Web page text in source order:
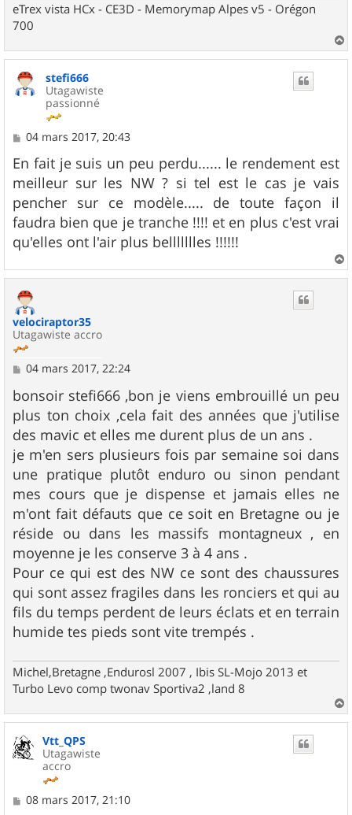
eTrex vista HCx - CE3D - Memorymap Alpes v5 - Orégon
700
a
stefi666
Utagawiste
passionné
M
s
s
a
g
e
04 mars 2017, 20:43
En fait je suis un peu perdu...... le rendement est
meilleur sur les NW ? si tel est le cas je vais
pencher sur ce modèle..... de toute façon il
faudra bien que je tranche !!!! et en plus c'est vrai
qu'elles ont l'air plus bellllllles !!!!!!
a
velociraptor35
Utagawiste accro
M
s
s
a
g
e
04 mars 2017, 22:24
bonsoir stefi666 ,bon je viens embrouillé un peu
plus ton choix ,cela fait des années que j'utilise
des mavic et elles me durent plus de un ans .
je m'en sers plusieurs fois par semaine soi dans
une pratique plutôt enduro ou sinon pendant
mes cours que je dispense et jamais elles ne
m'ont fait défauts que ce soit en Bretagne ou je
réside ou dans les massifs montagneux , en
moyenne je les conserve 3 à 4 ans .
Pour ce qui est des NW ce sont des chaussures
qui sont assez fragiles dans les ronciers et qui au
fils du temps perdent de leurs éclats et en terrain
humide tes pieds sont vite trempés .
Michel,Bretagne ,Endurosl 2007 , Ibis SL-Mojo 2013 et
Turbo Levo comp twonav Sportiva2 ,land 8
a
Vtt_QPS
Utagawiste
accro
M
08 mars 2017, 21:10